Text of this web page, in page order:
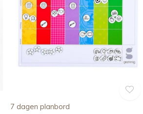
7 dagen planbord